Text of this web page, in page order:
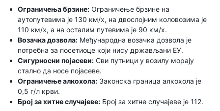
Ограничења брзине: Ограничење брзине на
аутопутевима је 130 км/х, на двослојним коловозима је
110 км/х, а на осталим путевима је 90 км/х.
Возачка дозвола: Међународна возачка дозвола је
потребна за посетиоце који нису држављани ЕУ.
Сигурносни појасеви: Сви путници у возилу морају
стално да носе појасеве.
Ограничење алкохола: Законска граница алкохола је
0,5 г/л крви.
Број за хитне случајеве: Број за хитне случајеве је 112.